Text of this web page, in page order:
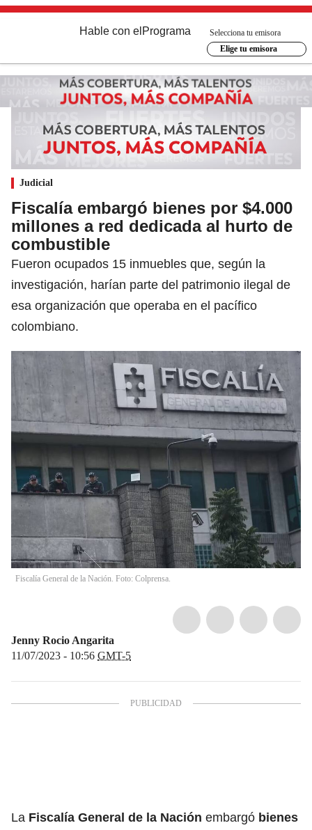
Hable con el Programa
Selecciona tu emisora
Elige tu emisora
Judicial
Fiscalía embargó bienes por $4.000
millones a red dedicada al hurto de
combustible
Fueron ocupados 15 inmuebles que, según la
investigación, harían parte del patrimonio ilegal de
esa organización que operaba en el pacífico
colombiano.
Fiscalía General de la Nación. Foto: Colprensa.
Jenny Rocio Angarita
11/07/2023 - 10:56 GMT-5
La Fiscalía General de la Nación embargó bienes